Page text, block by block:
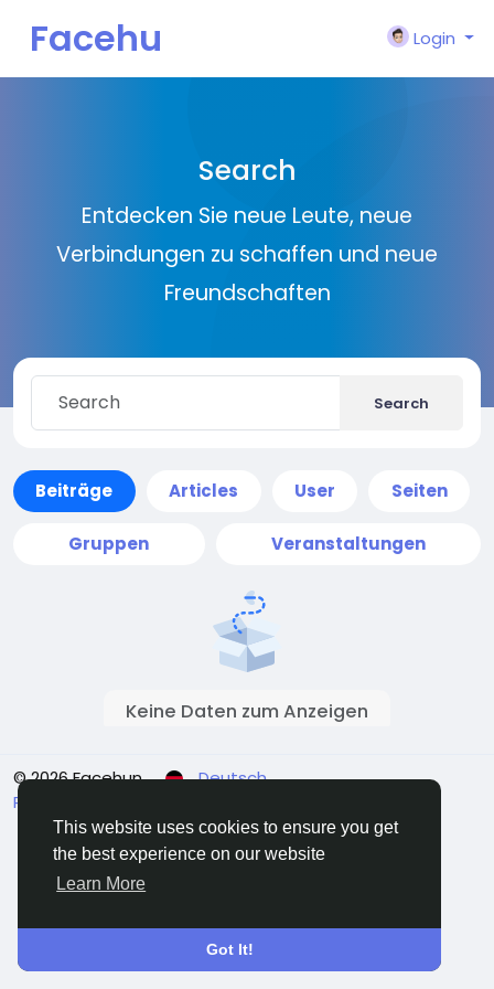
This website uses cookies to ensure you get
the best experience on our website
Learn More
Got It!
Facehu
Login
Search
Entdecken Sie neue Leute, neue
Verbindungen zu schaffen und neue
Freundschaften
Search
Beiträge Articles User Seiten
Gruppen Veranstaltungen
Keine Daten zum Anzeigen
© 2026 Facehun
Deutsch
Rólunk
Kontaktieren Sie uns Verzeichnis